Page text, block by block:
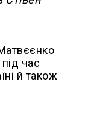
час
й також